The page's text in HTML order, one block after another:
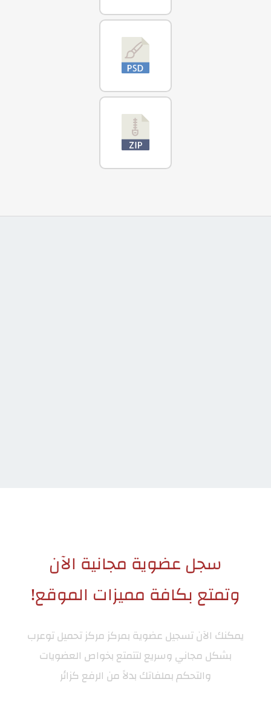
سجل عضوية مجانية الآن
وتمتع بكافة مميزات الموقع!
يمكنك الآن تسجيل عضوية بمركزمركز تحميل توعرب
بشكل مجاني وسريع لتتمتع بخواص العضويات
والتحكم بملفاتك بدلاً من الرفع كزائر